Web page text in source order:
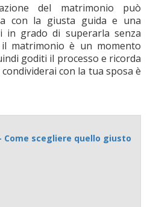
del matrimonio può
con la giusta guida e una
in grado di superarla senza
matrimonio è un momento
goditi il processo e ricorda
con la tua sposa è
Come scegliere quello giusto